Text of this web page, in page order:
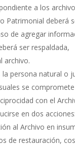
a los
Patrimonial deberá
de agregar
ser respaldada,
archivo.
persona natural o
se
con el
en dos
al Archivo en
de restauración,